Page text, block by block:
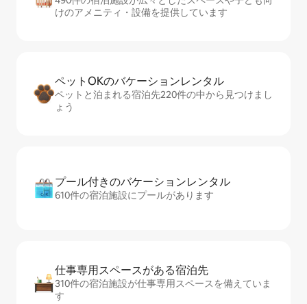
けのアメニティ・設備を提供しています
ペットOKのバ⁠ケ⁠ー⁠シ⁠ョ⁠ンレ⁠ン⁠タ⁠ル
ペットと泊まれる宿泊先220件の中から見つけまし
ょう
プール付きのバ⁠ケ⁠ー⁠シ⁠ョ⁠ンレ⁠ン⁠タ⁠ル
610件の宿泊施設にプールがあります
仕事専用ス⁠ペ⁠ー⁠スがあ⁠る宿⁠泊⁠先
310件の宿泊施設が仕事専用スペースを備えていま
す